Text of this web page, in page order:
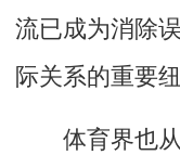
流已成为消除
际关系的重要
体育界也从